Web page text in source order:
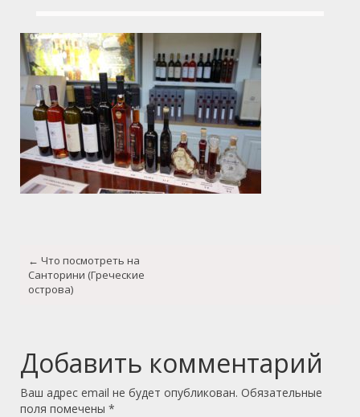
navigation
← Что посмотреть на
Санторини (Греческие
острова)
Добавить комментарий
Ваш адрес email не будет опубликован. Обязательные
поля помечены *